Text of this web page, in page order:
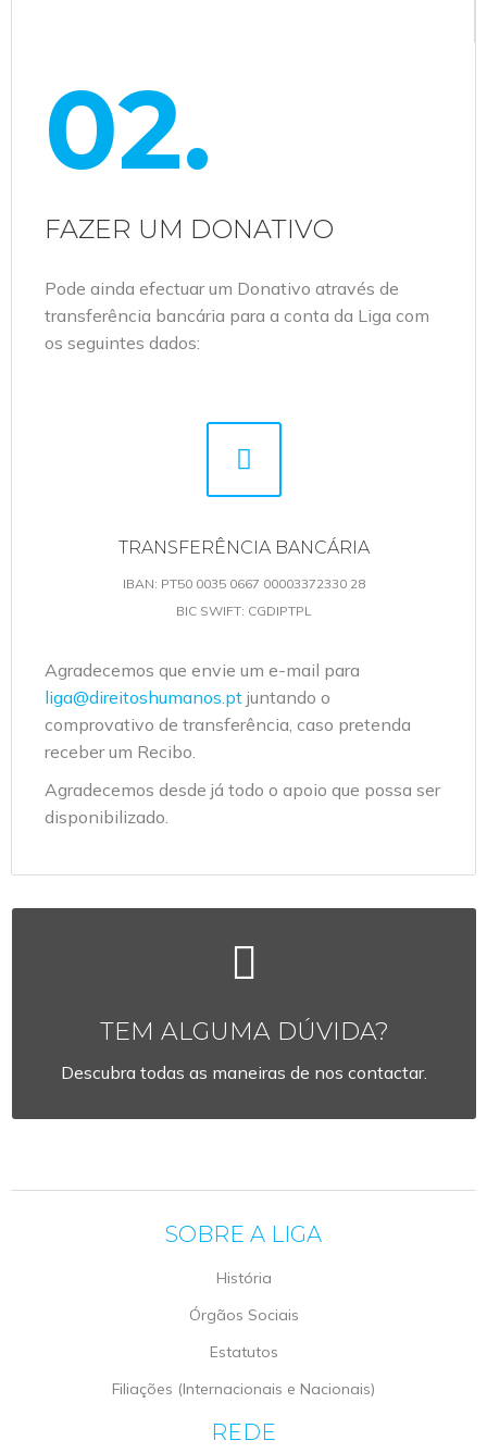
02.
FAZER UM DONATIVO
Pode ainda efectuar um Donativo através de
transferência bancária para a conta da Liga com
os seguintes dados:
TRANSFERÊNCIA BANCÁRIA
IBAN: PT50 0035 0667 00003372330 28
BIC SWIFT: CGDIPTPL
Agradecemos que envie um e-mail para
liga@direitoshumanos.pt juntando o
comprovativo de transferência, caso pretenda
receber um Recibo.
Agradecemos desde já todo o apoio que possa ser
disponibilizado.
TEM ALGUMA DÚVIDA?
Descubra todas as maneiras de nos contactar.
SOBRE A LIGA
História
Órgãos Sociais
Estatutos
Filiações (Internacionais e Nacionais)
REDE